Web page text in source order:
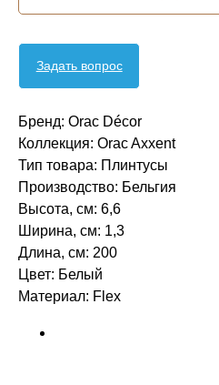
Задать вопрос
Бренд: Orac Décor
Коллекция: Orac Axxent
Тип товара: Плинтусы
Производство: Бельгия
Высота, см: 6,6
Ширина, см: 1,3
Длина, см: 200
Цвет: Белый
Материал: Flex ‎‎